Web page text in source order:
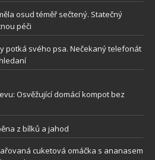
osud téměř sečtený. Statečný
péči
potká svého psa. Nečekaný telefonát
Osvěžující domácí kompot bez
z bílků a jahod
cuketová omáčka s ananasem